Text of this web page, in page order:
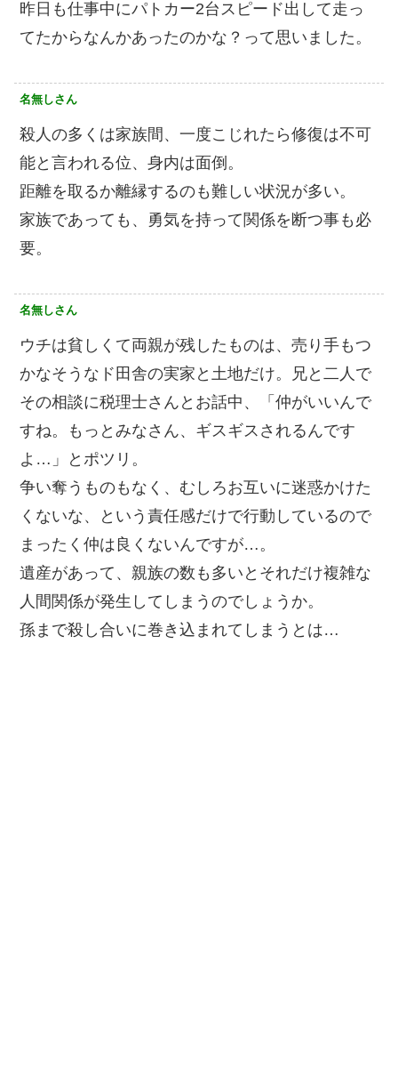
昨日も仕事中にパトカー2台スピード出して走っ
てたからなんかあったのかな？って思いました。
名無しさん
殺人の多くは家族間、一度こじれたら修復は不可
能と言われる位、身内は面倒。
距離を取るか離縁するのも難しい状況が多い。
家族であっても、勇気を持って関係を断つ事も必
要。
名無しさん
ウチは貧しくて両親が残したものは、売り手もつ
かなそうなド田舎の実家と土地だけ。兄と二人で
その相談に税理士さんとお話中、「仲がいいんで
すね。もっとみなさん、ギスギスされるんです
よ…」とポツリ。
争い奪うものもなく、むしろお互いに迷惑かけた
くないな、という責任感だけで行動しているので
まったく仲は良くないんですが…。
遺産があって、親族の数も多いとそれだけ複雑な
人間関係が発生してしまうのでしょうか。
孫まで殺し合いに巻き込まれてしまうとは…